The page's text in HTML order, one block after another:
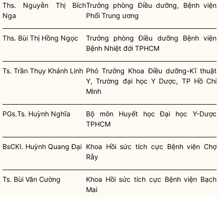
Ths. Nguyễn Thị Bích
Nga
Trưởng phòng Điều dưỡng, Bệnh viện
Phổi Trung ương
Ths. Bùi Thị Hồng Ngọc
Trưởng phòng Điều dưỡng Bệnh viện
Bệnh Nhiệt đới TPHCM
Ts. Trần Thụy Khánh Linh Phó Trưởng Khoa Điều dưỡng-Kĩ thuật
Y, Trường đại học Y Dược, TP Hồ Chí
Minh
PGs.Ts. Huỳnh Nghĩa
Bộ môn Huyết học Đại học Y-Dược
TPHCM
BsCKI. Huỳnh Quang Đại Khoa Hồi sức tích cực Bệnh viện Chợ
Rẫy
Ts. Bùi Văn Cường
Khoa Hồi sức tích cực Bệnh viện Bạch
Mai